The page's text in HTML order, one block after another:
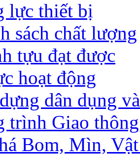
lực thiết bị
sách chất lượng
tựu đạt được
hoạt động
dân dụng
trình Giao
Bom, Mìn,